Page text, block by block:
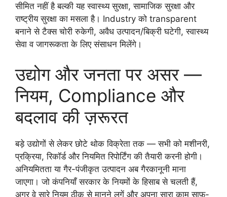
सीमित नहीं है बल्की यह स्वास्थ्य सुरक्षा, सामाजिक सुरक्षा और
राष्ट्रीय सुरक्षा का मसला है। Industry को transparent
बनाने से टैक्स चोरी रुकेगी, अवैध उत्पादन/बिक्री घटेगी, स्वास्थ्य
सेवा व जागरूकता के लिए संसाधन मिलेंगे।
उद्योग और जनता पर असर —
नियम, Compliance और
बदलाव की ज़रूरत
बड़े उद्योगों से लेकर छोटे थोक विक्रेता तक — सभी को मशीनरी,
प्रक्रिया, रिकॉर्ड और नियमित रिपोर्टिंग की तैयारी करनी होगी।
अनियमितता या गैर-पंजीकृत उत्पादन अब गैरकानूनी माना
जाएगा। जो कंपनियाँ सरकार के नियमों के हिसाब से चलती हैं,
अगर वे सारे नियम ठीक से मानने लगें और अपना सारा काम साफ़-